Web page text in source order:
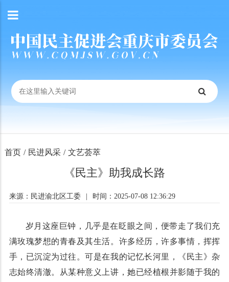
首页 / 民进风采 / 文艺荟萃
《民主》助我成长路
来源：民进渝北区工委 时间：2025-07-08 12:36:29
岁月这座巨钟，几乎是在眨眼之间，便带走了我们充
满玫瑰梦想的青春及其生活。许多经历，许多事情，挥挥
手，已沉淀为过往。可是在我的记忆长河里，《民主》杂
志始终清澈。从某种意义上讲，她已经植根并影随于我的